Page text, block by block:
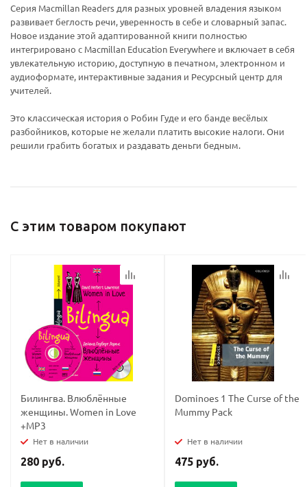
Серия Macmillan Readers для разных уровней владения языком
развивает беглость речи, уверенность в себе и словарный запас.
Новое издание этой адаптированной книги полностью
интегрировано с Macmillan Education Everywhere и включает в себя
увлекательную историю, доступную в печатном, электронном и
аудиоформате, интерактивные задания и Ресурсный центр для
учителей.
Это классическая история о Робин Гуде и его банде весёлых
разбойников, которые не желали платить высокие налоги. Они
решили грабить богатых и раздавать деньги бедным.
С этим товаром покупают
Билингва. Влюблённые
женщины. Women in Love
+MP3
Нет в наличии
280 руб.
Dominoes 1 The Curse of the
Mummy Pack
Нет в наличии
475 руб.
Ваш E-mail:
Ваш E-mail: